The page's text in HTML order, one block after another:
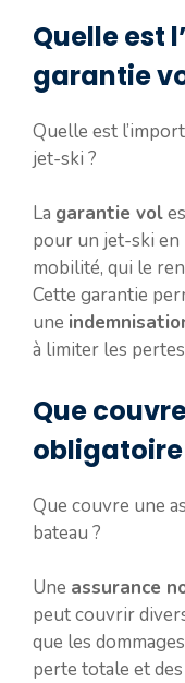
Quelle est
garantie
Quelle est
jet-ski ?
La garantie vol
pour un jet-ski en
mobilité, qui le
Cette garantie
une
à limiter les
Que
obligatoire
Que couvre une
bateau ?
Une assurance
peut couvrir
que les
perte totale et